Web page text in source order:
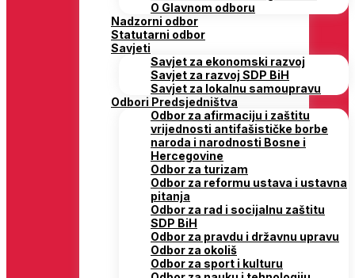
O Glavnom odboru
Nadzorni odbor
Statutarni odbor
Savjeti
Savjet za ekonomski razvoj
Savjet za razvoj SDP BiH
Savjet za lokalnu samoupravu
Odbori Predsjedništva
Odbor za afirmaciju i zaštitu
vrijednosti antifašističke borbe
naroda i narodnosti Bosne i
Hercegovine
Odbor za turizam
Odbor za reformu ustava i ustavna
pitanja
Odbor za rad i socijalnu zaštitu
SDP BiH
Odbor za pravdu i državnu upravu
Odbor za okoliš
Odbor za sport i kulturu